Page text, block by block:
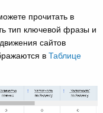
прочитать в
тип ключевой фразы и
сайтов
в Таблице